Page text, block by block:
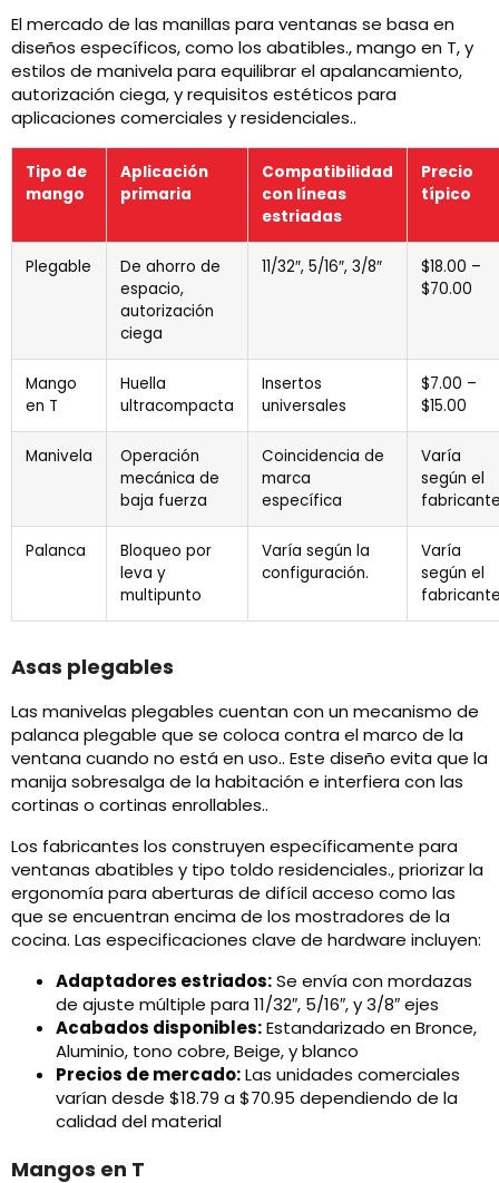
El mercado de las manillas para ventanas se basa en
diseños específicos, como los abatibles., mango en T, y
estilos de manivela para equilibrar el apalancamiento,
autorización ciega, y requisitos estéticos para
aplicaciones comerciales y residenciales..
Tipo de
mango
Aplicación
primaria
Compatibilidad
con líneas
estriadas
Precio
típico
Plegable
De ahorro de
espacio,
autorización
ciega
11/32″, 5/16″, 3/8″
$18.00 –
$70.00
Mango
en T
Huella
ultracompacta
Insertos
universales
$7.00 –
$15.00
Manivela
Operación
mecánica de
baja fuerza
Coincidencia de
marca
específica
Varía
según el
Palanca
Bloqueo por
leva y
multipunto
Varía según la
configuración.
Varía
según el
Asas plegables
Las manivelas plegables cuentan con un mecanismo de
palanca plegable que se coloca contra el marco de la
ventana cuando no está en uso.. Este diseño evita que la
manija sobresalga de la habitación e interfiera con las
cortinas o cortinas enrollables..
Los fabricantes los construyen específicamente para
ventanas abatibles y tipo toldo residenciales., priorizar la
ergonomía para aberturas de difícil acceso como las
que se encuentran encima de los mostradores de la
cocina. Las especificaciones clave de hardware incluyen:
Adaptadores estriados:Se envía con mordazas
de ajuste múltiple para 11/32″, 5/16″, y 3/8″ ejes
Acabados disponibles:Estandarizado en Bronce,
Aluminio, tono cobre, Beige, y blanco
Precios de mercado:Las unidades comerciales
varían desde $18.79 a $70.95 dependiendo de la
calidad del material
Mangos en T